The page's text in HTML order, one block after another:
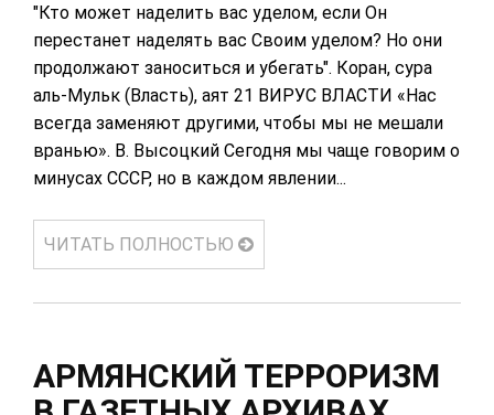
"Кто может наделить вас уделом, если Он
перестанет наделять вас Своим уделом? Но они
продолжают заноситься и убегать". Коран, сура
аль-Мульк (Власть), аят 21 ВИРУС ВЛАСТИ «Нас
всегда заменяют другими, чтобы мы не мешали
вранью». В. Высоцкий Сегодня мы чаще говорим о
минусах СССР, но в каждом явлении...
ЧИТАТЬ ПОЛНОСТЬЮ
АРМЯНСКИЙ ТЕРРОРИЗМ